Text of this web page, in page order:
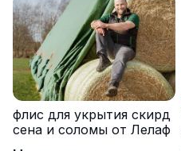
флис для укрытия скирд
сена и соломы от Лелаф